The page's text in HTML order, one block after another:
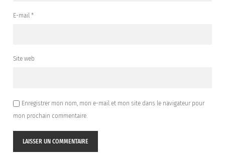
E-mail *
Site web
Enregistrer mon nom, mon e-mail et mon site dans le navigateur pour
mon prochain commentaire.